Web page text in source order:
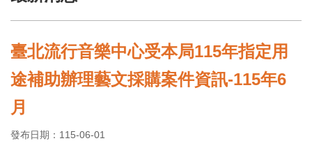
告
訊
認
識
文
局
臺北流行音樂中心受本局115年指定用
途補助辦理藝文採購案件資訊-115年6
月
發布日期：115-06-01